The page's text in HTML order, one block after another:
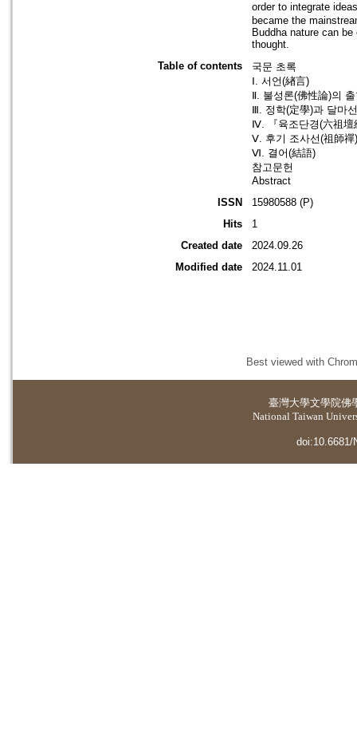
order to integrate
became the
Buddha nature can
thought.
Table of contents
국문 초록
Ⅰ. 서언(緖言)
Ⅱ. 불성론(佛性論)의
Ⅲ. 정학(定學)과 달마
Ⅳ. 『육조단경(六祖壇
Ⅴ. 후기 조사선(祖師
Ⅵ. 결어(結語)
참고문헌
Abstract
ISSN
15980588 (P)
Hits
1
Created date
2024.09.26
Modified date
2024.11.01
Best viewed with
臺灣大學文學院佛
National Taiwan
doi:10.6681/